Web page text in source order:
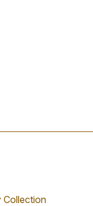
Collection